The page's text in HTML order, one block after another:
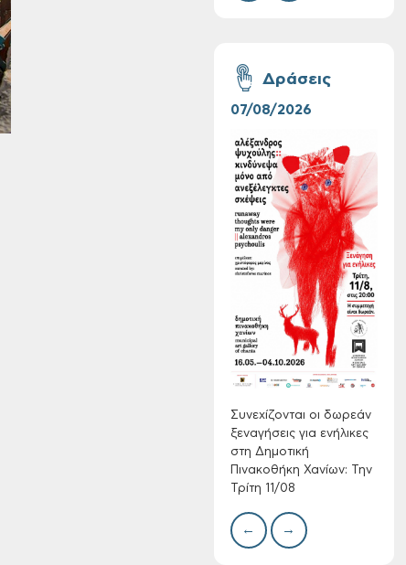
Συνεχίζονται οι
δωρεάν ξεναγήσεις
για ενήλικες στη
Δημοτική
Πινακοθήκη Χανίων:
Την Τρίτη 11/08
Δράσεις
07/08/2026
Συνεχίζονται οι δωρεάν
ξεναγήσεις για ενήλικες
στη Δημοτική
Πινακοθήκη Χανίων: Την
Τρίτη 11/08
← →